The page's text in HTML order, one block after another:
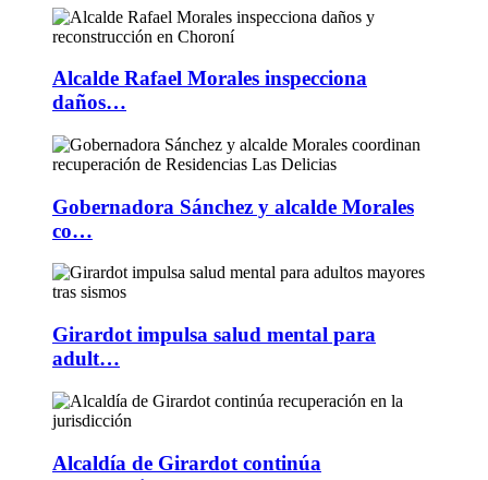
Alcalde Rafael Morales inspecciona
daños…
Gobernadora Sánchez y alcalde Morales
co…
Girardot impulsa salud mental para
adult…
Alcaldía de Girardot continúa